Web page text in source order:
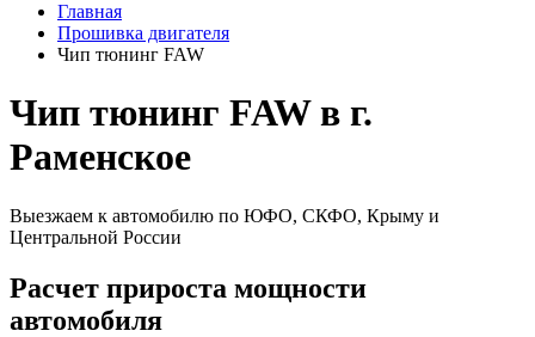
Главная
Прошивка двигателя
Чип тюнинг FAW
Чип тюнинг FAW в г.
Раменское
Выезжаем к автомобилю по ЮФО, СКФО, Крыму и
Центральной России
Расчет прироста мощности
автомобиля